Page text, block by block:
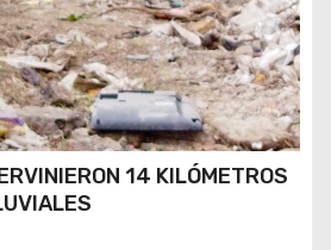
14 KILÓMETROS